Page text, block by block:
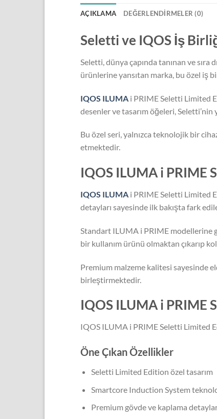
AÇIKLAMA DEĞERLENDIRMELER (0)
Seletti ve IQOS İş
Seletti, dünya çapında tanınan ve sıra
ürünlerine yansıtan marka, bu özel iş
IQOS ILUMA i PRIME Seletti Limited
desenler ve tasarım öğeleri, Seletti’nin
Bu özel seri, yalnızca teknolojik bir
etmektedir.
IQOS ILUMA i PRIME
IQOS ILUMA i PRIME Seletti Limited
detayları sayesinde ilk bakışta fark
Standart ILUMA i PRIME modellerine
bir kullanım ürünü olmaktan çıkarıp
Premium malzeme kalitesi sayesinde
birleştirmektedir.
IQOS ILUMA i PRIME
IQOS ILUMA i PRIME Seletti Limited
Öne Çıkan Özellikler
Seletti Limited Edition özel tasarım
Smartcore Induction System
Premium gövde ve kaplama